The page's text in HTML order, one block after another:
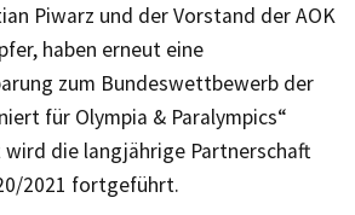
Piwarz und der Vorstand der AOK
haben erneut eine
zum Bundeswettbewerb der
für Olympia & Paralympics“
die langjährige Partnerschaft
2021 fortgeführt.